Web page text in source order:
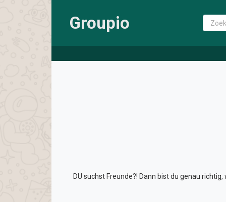
Groupio
DU suchst Freunde?! Dann bist du genau